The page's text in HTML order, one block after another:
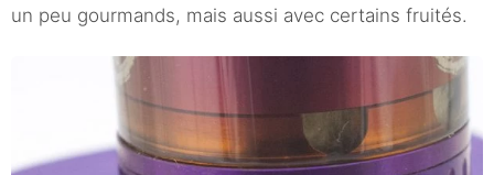
un peu gourmands, mais aussi avec certains fruités.